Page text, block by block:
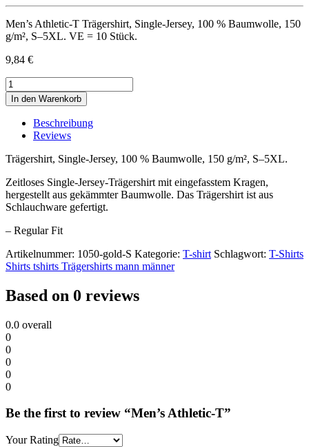
Men’s Athletic-T Trägershirt, Single-Jersey, 100 % Baumwolle, 150
g/m², S–5XL. VE = 10 Stück.
9,84 €
Men’s
Athletic-
T
quantity
In den Warenkorb
Beschreibung
Reviews
Trägershirt, Single-Jersey, 100 % Baumwolle, 150 g/m², S–5XL.
Zeitloses Single-Jersey-Trägershirt mit eingefasstem Kragen,
hergestellt aus gekämmter Baumwolle. Das Trägershirt ist aus
Schlauchware gefertigt.
– Regular Fit
Artikelnummer: 1050-gold-S Kategorie: T-shirt Schlagwort: T-Shirts
Shirts tshirts Trägershirts mann männer
Based on 0 reviews
0.0 overall
0
0
0
0
0
Be the first to review “Men’s Athletic-T”
Your Rating